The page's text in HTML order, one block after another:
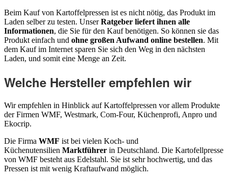
Beim Kauf von Kartoffelpressen ist es nicht nötig, das Produkt im
Laden selber zu testen. UnserRatgeber liefert ihnen alle
Informationen, die Sie für den Kauf benötigen. So können sie das
Produkt einfach und ohne großen Aufwand online bestellen. Mit
dem Kauf im Internet sparen Sie sich den Weg in den nächsten
Laden, und somit eine Menge an Zeit.
Welche Hersteller empfehlen wir
Wir empfehlen in Hinblick auf Kartoffelpressen vor allem Produkte
der Firmen WMF, Westmark, Com-Four, Küchenprofi, Anpro und
Ekocrip.
Die Firma WMF ist bei vielen Koch- und
Küchenutensilien Marktführer in Deutschland. Die Kartofellpresse
von WMF besteht aus Edelstahl. Sie ist sehr hochwertig, und das
Pressen ist mit wenig Kraftaufwand möglich.